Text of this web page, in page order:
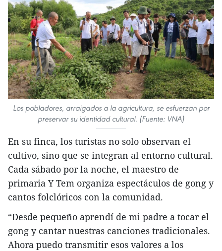
Los pobladores, arraigados a la agricultura, se esfuerzan por
preservar su identidad cultural. (Fuente: VNA)
En su finca, los turistas no solo observan el
cultivo, sino que se integran al entorno cultural.
Cada sábado por la noche, el maestro de
primaria Y Tem organiza espectáculos de gong y
cantos folclóricos con la comunidad.
“Desde pequeño aprendí de mi padre a tocar el
gong y cantar nuestras canciones tradicionales.
Ahora puedo transmitir esos valores a los